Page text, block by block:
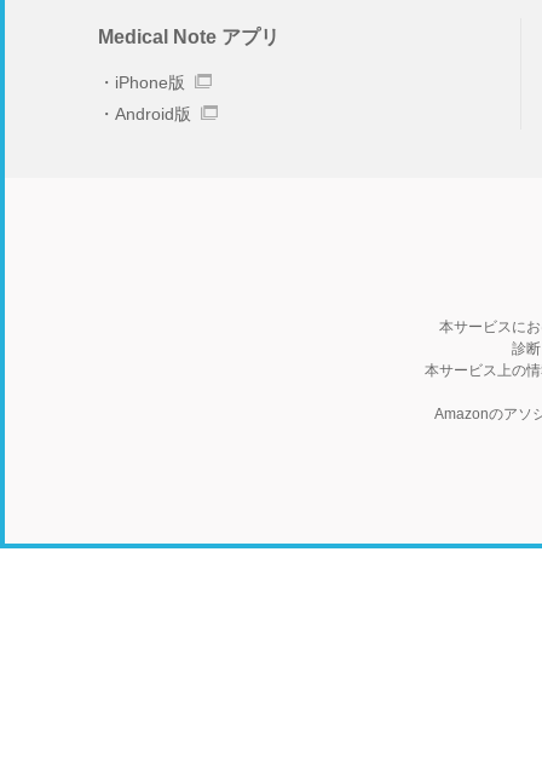
Medical Note アプリ
iPhone版
Android版
本サービスに
診
本サービス上の
Amazonのアソ